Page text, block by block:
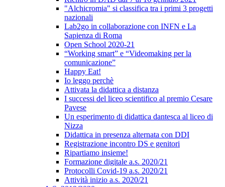
"Alchicromia" si classifica tra i primi 3 progetti
nazionali
Lab2go in collaborazione con INFN e La
Sapienza di Roma
Open School 2020-21
“Working smart” e “Videomaking per la
comunicazione”
Happy Eat!
Io leggo perchè
Attivata la didattica a distanza
I successi del liceo scientifico al premio Cesare
Pavese
Un esperimento di didattica dantesca al liceo di
Nizza
Didattica in presenza alternata con DDI
Registrazione incontro DS e genitori
Ripartiamo insieme!
Formazione digitale a.s. 2020/21
Protocolli Covid-19 a.s. 2020/21
Attività inizio a.s. 2020/21